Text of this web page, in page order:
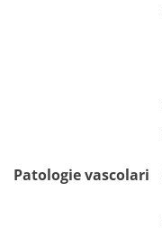
Patologie vascolari